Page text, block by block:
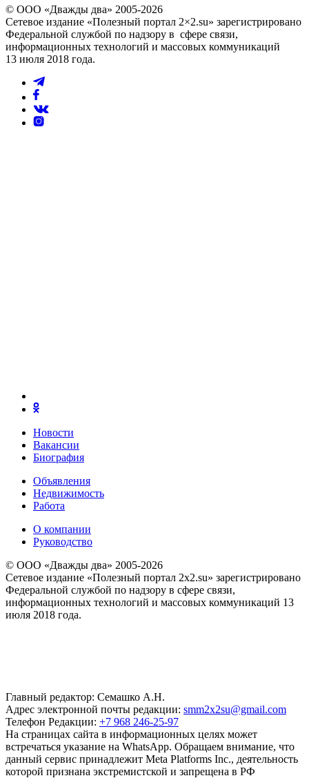
© ООО «Дважды два» 2005-2026
Сетевое издание «Полезный портал 2×2.su» зарегистрировано
Федеральной службой по надзору в сфере связи,
информационных технологий и массовых коммуникаций
13 июля 2018 года.
Новости
Вакансии
Биография
Объявления
Недвижимость
Работа
О компании
Руководство
© ООО «Дважды два» 2005-2026
Сетевое издание «Полезный портал 2x2.su» зарегистрировано
Федеральной службой по надзору в сфере связи,
информационных технологий и массовых коммуникаций 13
июля 2018 года.
Главный редактор: Семашко А.Н.
Адрес электронной почты редакции: smm2x2su@gmail.com
Телефон Редакции: +7 968 246-25-97
На страницах сайта в информационных целях может
встречаться указание на WhatsApp. Обращаем внимание, что
данный сервис принадлежит Meta Platforms Inc., деятельность
которой признана экстремистской и запрещена в РФ